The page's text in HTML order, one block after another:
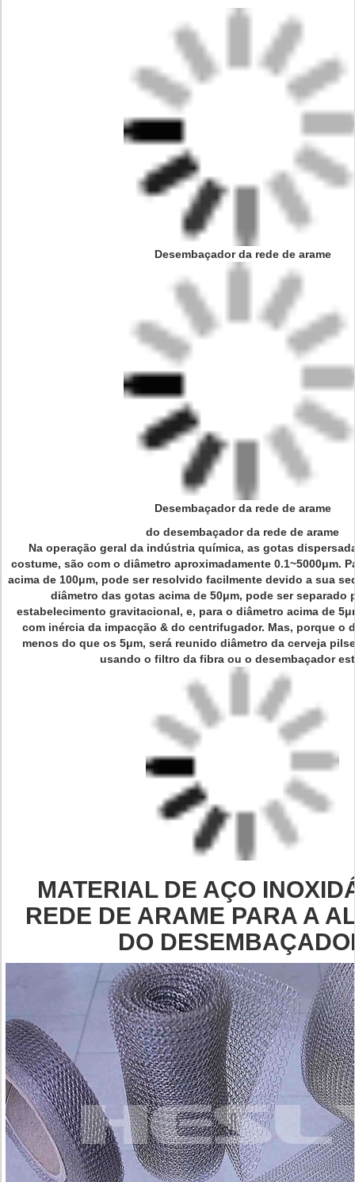
Desembaçador da rede de arame
Desembaçador da rede de arame
do desembaçador da rede de arame
Na operação geral da indústria química, as gotas
costume, são com o diâmetro aproximadamente 0.1~5000μm.
acima de 100μm, pode ser resolvido facilmente devido a sua
diâmetro das gotas acima de 50μm, pode ser separado
estabelecimento gravitacional, e, para o diâmetro acima de
com inércia da impacção & do centrifugador. Mas, porque o
menos do que os 5μm, será reunido diâmetro da cerveja
usando o filtro da fibra ou o desembaçador
MATERIAL DE AÇO
REDE DE ARAME PARA A
DO